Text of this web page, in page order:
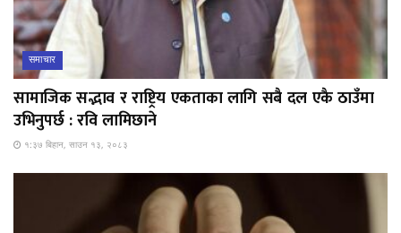
समाचार
सामाजिक सद्भाव र राष्ट्रिय एकताका लागि सबै दल एकै ठाउँमा
उभिनुपर्छ : रवि लामिछाने
१:३७ बिहान, साउन १३, २०८३